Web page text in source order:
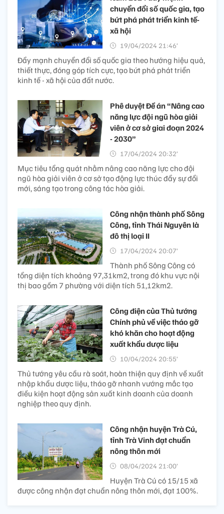
chuyển đổi số quốc gia, tạo
bứt phá phát triển kinh tế-
xã hội
19/04/2024 21:46’
Đẩy mạnh chuyển đổi số quốc gia theo hướng hiệu quả,
thiết thực, đóng góp tích cực, tạo bứt phá phát triển
kinh tế - xã hội của đất nước.
Phê duyệt Đề án “Nâng cao
năng lực đội ngũ hòa giải
viên ở cơ sở giai đoạn 2024
- 2030”
17/04/2024 20:32’
Mục tiêu tổng quát nhằm nâng cao năng lực cho đội
ngũ hòa giải viên ở cơ sở tạo động lực thúc đẩy sự đổi
mới, sáng tạo trong công tác hòa giải.
Công nhận thành phố Sông
Công, tỉnh Thái Nguyên là
đô thị loại II
17/04/2024 20:07’
Thành phố Sông Công có
tổng diện tích khoảng 97,31km2, trong đó khu vực nội
thị bao gồm 7 phường với diện tích 51,12km2.
Công điện của Thủ tướng
Chính phủ về việc tháo gỡ
khó khăn cho hoạt động
xuất khẩu dược liệu
10/04/2024 20:55’
Thủ tướng yêu cầu rà soát, hoàn thiện quy định về xuất
nhập khẩu dược liệu, tháo gỡ nhanh vướng mắc tạo
điều kiện hoạt động sản xuất kinh doanh của doanh
nghiệp theo quy định.
Công nhận huyện Trà Cú,
tỉnh Trà Vinh đạt chuẩn
nông thôn mới
08/04/2024 21:00’
Huyện Trà Cú có 15/15 xã
được công nhận đạt chuẩn nông thôn mới, đạt 100%.